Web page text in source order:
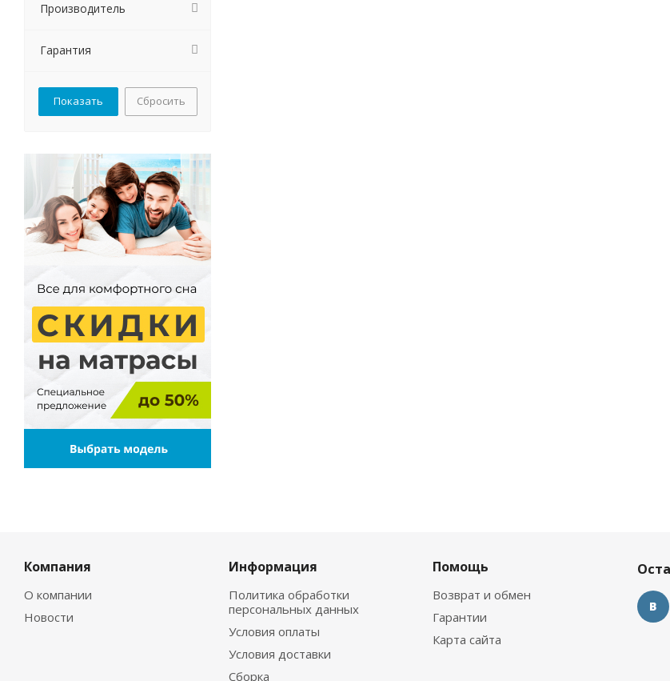
Производитель
Гарантия
Сбросить
Компания
О компании
Новости
Информация
Политика обработки
персональных данных
Условия оплаты
Условия доставки
Сборка
Помощь
Возврат и обмен
Гарантии
Карта сайта